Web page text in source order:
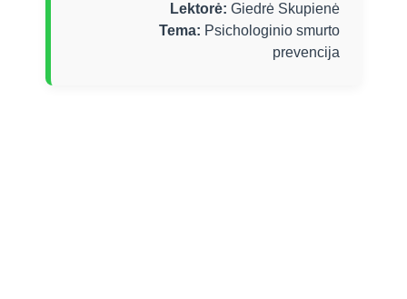
Lektorė: Giedrė Skupienė
Tema: Psichologinio smurto
prevencija